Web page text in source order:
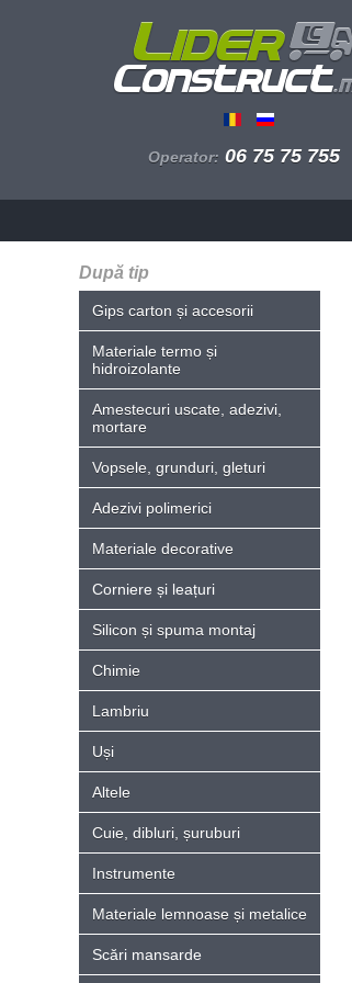
Operator: 06 75 75 755
După tip
Gips carton și accesorii
Materiale termo și
hidroizolante
Amestecuri uscate, adezivi,
mortare
Vopsele, grunduri, gleturi
Adezivi polimerici
Materiale decorative
Corniere și leațuri
Silicon și spuma montaj
Chimie
Lambriu
Uși
Altele
Cuie, dibluri, șuruburi
Instrumente
Materiale lemnoase și metalice
Scări mansarde